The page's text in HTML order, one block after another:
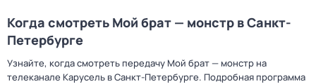
Когда смотреть Мой брат — монстр в Санкт-
Петербурге
Узнайте, когда смотреть передачу Мой брат — монстр на
телеканале Карусель в Санкт-Петербурге. Подробная программа